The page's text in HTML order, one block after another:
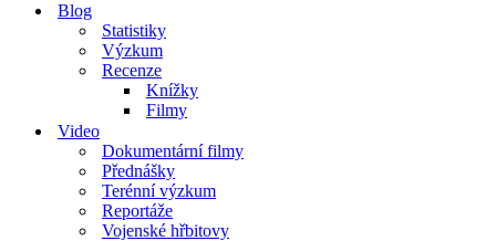
Blog
Statistiky
Výzkum
Recenze
Knížky
Filmy
Video
Dokumentární filmy
Přednášky
Terénní výzkum
Reportáže
Vojenské hřbitovy